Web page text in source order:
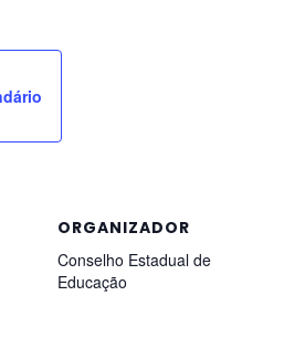
ORGANIZADOR
Conselho Estadual de
Educação